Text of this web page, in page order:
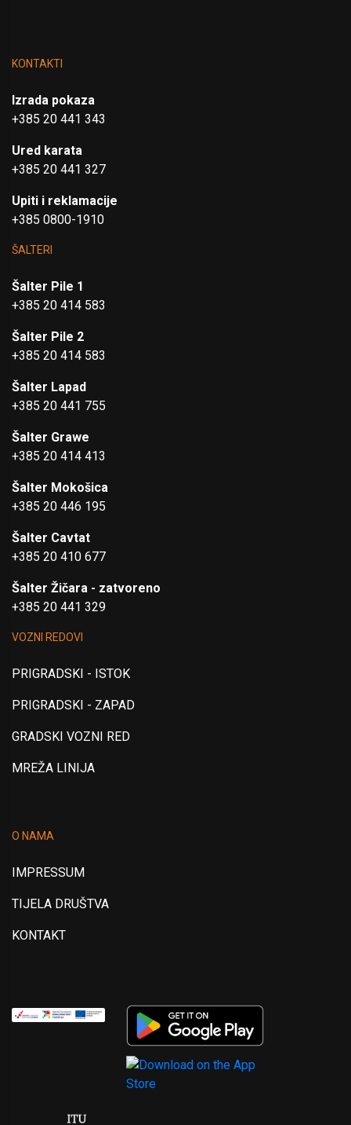
KONTAKTI
Izrada pokaza
+385 20 441 343
Ured karata
+385 20 441 327
Upiti i reklamacije
+385 0800-1910
ŠALTERI
Šalter Pile 1
+385 20 414 583
Šalter Pile 2
+385 20 414 583
Šalter Lapad
+385 20 441 755
Šalter Grawe
+385 20 414 413
Šalter Mokošica
+385 20 446 195
Šalter Cavtat
+385 20 410 677
Šalter Žičara - zatvoreno
+385 20 441 329
VOZNI REDOVI
PRIGRADSKI - ISTOK
PRIGRADSKI - ZAPAD
GRADSKI VOZNI RED
MREŽA LINIJA
O NAMA
IMPRESSUM
TIJELA DRUŠTVA
KONTAKT